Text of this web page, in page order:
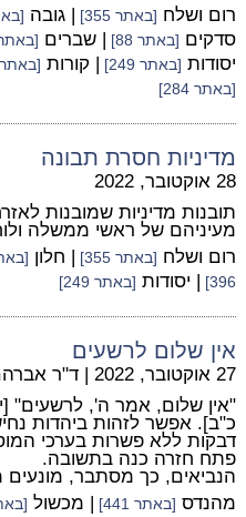
רום ושלח [באתר 355] | גובה
סדקים [באתר 88] | שברים [באתר
יסודות [באתר 249] | קורות [באתר 316]
[באתר 284]
מדיניות חסרת תבונה
28 אוקטובר, 2022
תובנות מדיניות שמובנות
מעיניהם של ראשי ממשלה
רום ושלח [באתר 355] | חלון [באתר
396]
| יסודות [באתר 249]
אין שלום לרשעים
27 אוקטובר, 2022 | ד"ר
"אין שלום, אמר ה', לרשעים"
כ"ב]. אפשר לזהות ביהדות
דבקות ללא פשרות בערכי
פתח חזרה כנה בתשובה.
הנביאים, כך מסתבר, מונעים
מהנדס [באתר 441] | מכשול